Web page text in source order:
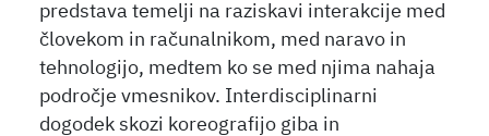
predstava temelji na raziskavi interakcije med
človekom in računalnikom, med naravo in
tehnologijo, medtem ko se med njima nahaja
področje vmesnikov. Interdisciplinarni
dogodek skozi koreografijo giba in